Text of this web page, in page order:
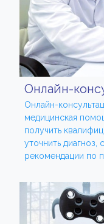
Онлайн-
Онлайн-
медицинская
получить
уточнить диагноз,
рекомендации по